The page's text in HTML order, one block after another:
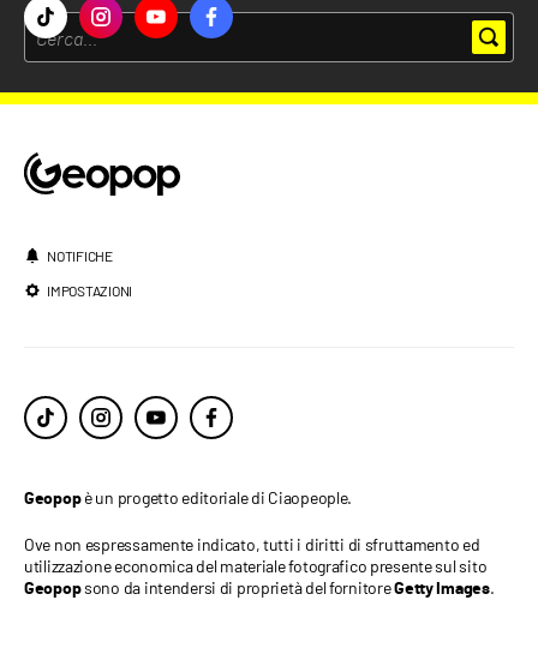
NOTIFICHE
IMPOSTAZIONI
Geopopè un progetto editoriale di Ciaopeople.
Ove non espressamente indicato, tutti i diritti di sfruttamento ed
utilizzazione economica del materiale fotografico presente sul sito
Geopopsono da intendersi di proprietà del fornitoreGetty Images.